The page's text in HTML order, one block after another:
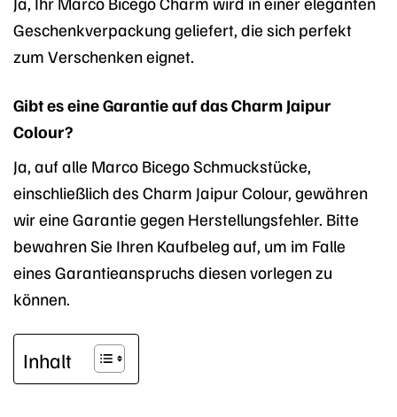
Geschenkverpackung geliefert, die sich perfekt
zum Verschenken eignet.
Gibt es eine Garantie auf das Charm Jaipur
Colour?
Ja, auf alle Marco Bicego Schmuckstücke,
einschließlich des Charm Jaipur Colour, gewähren
wir eine Garantie gegen Herstellungsfehler. Bitte
bewahren Sie Ihren Kaufbeleg auf, um im Falle
eines Garantieanspruchs diesen vorlegen zu
können.
Inhalt